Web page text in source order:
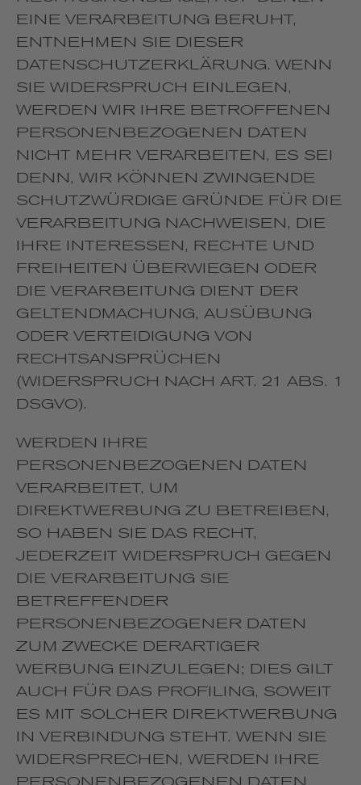
EINE VERARBEITUNG BERUHT,
ENTNEHMEN SIE DIESER
DATENSCHUTZERKLÄRUNG. WENN
SIE WIDERSPRUCH EINLEGEN,
WERDEN WIR IHRE BETROFFENEN
PERSONENBEZOGENEN DATEN
NICHT MEHR VERARBEITEN, ES SEI
DENN, WIR KÖNNEN ZWINGENDE
SCHUTZWÜRDIGE GRÜNDE FÜR DIE
VERARBEITUNG NACHWEISEN, DIE
IHRE INTERESSEN, RECHTE UND
FREIHEITEN ÜBERWIEGEN ODER
DIE VERARBEITUNG DIENT DER
GELTENDMACHUNG, AUSÜBUNG
ODER VERTEIDIGUNG VON
RECHTSANSPRÜCHEN
(WIDERSPRUCH NACH ART. 21 ABS. 1
DSGVO).
WERDEN IHRE
PERSONENBEZOGENEN DATEN
VERARBEITET, UM
DIREKTWERBUNG ZU BETREIBEN,
SO HABEN SIE DAS RECHT,
JEDERZEIT WIDERSPRUCH GEGEN
DIE VERARBEITUNG SIE
BETREFFENDER
PERSONENBEZOGENER DATEN
ZUM ZWECKE DERARTIGER
WERBUNG EINZULEGEN; DIES GILT
AUCH FÜR DAS PROFILING, SOWEIT
ES MIT SOLCHER DIREKTWERBUNG
IN VERBINDUNG STEHT. WENN SIE
WIDERSPRECHEN, WERDEN IHRE
PERSONENBEZOGENEN DATEN